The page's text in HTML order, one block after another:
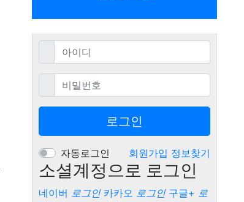
아이디필수
비밀번호필수
로그인
자동로그인 회원가입 정보찾기
소셜계정으로 로그인
네이버 로그인 카카오 로그인 구글+ 로